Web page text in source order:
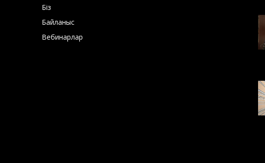
Біз
Байланыс
Вебинарлар